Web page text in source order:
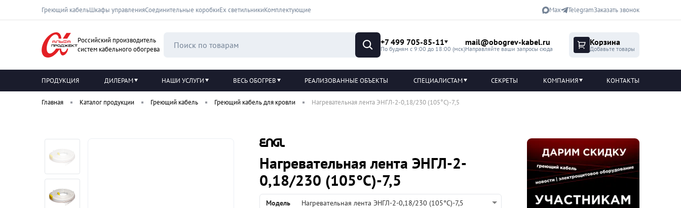
Греющий кабельШкафы управленияСоединительные коробкиЕх светильникиКомплектующие Max TelegramЗаказать звонок
Российский производитель
систем кабельного обогрева
+7 499 705-85-11
По будням с 9:00 до 18:00 (мск)
mail@obogrev-kabel.ru
Направляйте ваши запросы сюда
Корзина
Добавьте товары
ПРОДУКЦИЯ ДИЛЕРАМ НАШИ УСЛУГИ ВЕСЬ ОБОГРЕВ РЕАЛИЗОВАННЫЕ ОБЪЕКТЫ СПЕЦИАЛИСТАМ СЕКРЕТЫ КОМПАНИЯ КОНТАКТЫ
Главная Каталог продукции Греющий кабель Греющий кабель для кровли Нагревательная лента ЭНГЛ-2-0,18/230 (105°С)-7,5
Нагревательная лента ЭНГЛ-2-
0,18/230 (105°С)-7,5
Модель Нагревательная лента ЭНГЛ-2-0,18/230 (105°С)-7,5